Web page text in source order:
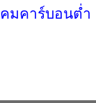
คมคาร์บอนต่ำ